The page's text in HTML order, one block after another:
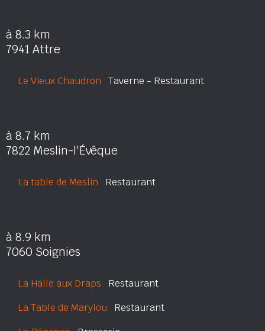
à 8.3 km
7941 Attre
Le Vieux Chaudron Taverne - Restaurant
à 8.7 km
7822 Meslin-l'Évêque
La table de Meslin Restaurant
à 8.9 km
7060 Soignies
La Halle aux Draps Restaurant
La Table de Marylou Restaurant